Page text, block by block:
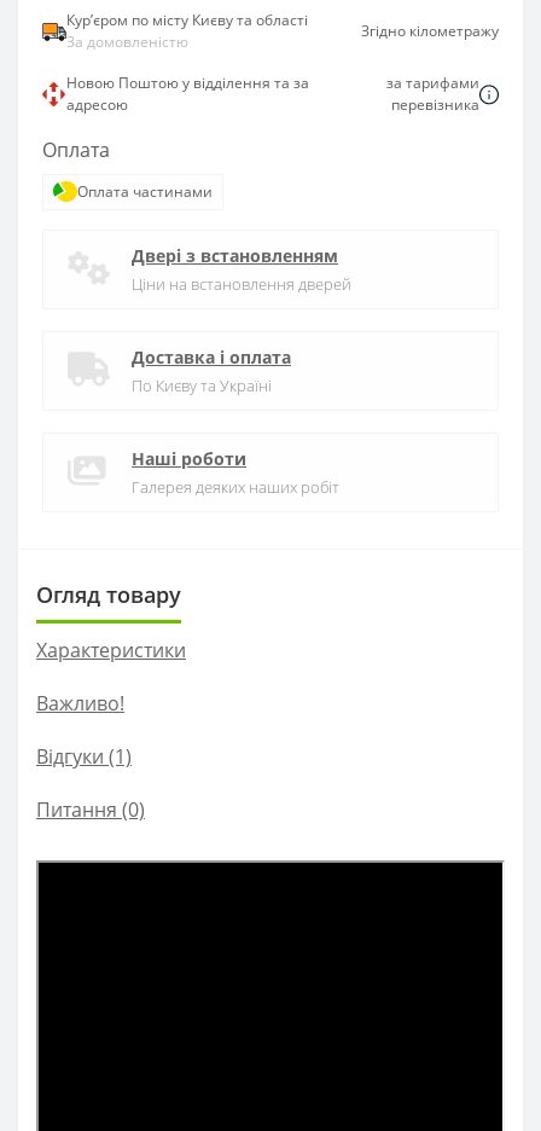
Курʼєром по місту Києву та області
За домовленістю
Згідно кілометражу
Новою Поштою у відділення та за
адресою
за тарифами
перевізника
Оплата
Оплата частинами
Двері з встановленням
Ціни на встановлення дверей
Доставка і оплата
По Києву та Україні
Наші роботи
Галерея деяких наших робіт
Огляд товару
Характеристики
Важливо!
Відгуки (1)
Питання (0)